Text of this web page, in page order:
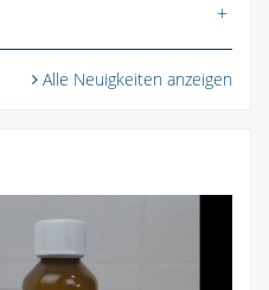
Alle Neuigkeiten anzeigen